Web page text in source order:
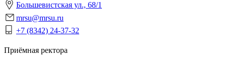
Большевистская ул., 68/1
mrsu@mrsu.ru
+7 (8342) 24-37-32
Приёмная ректора